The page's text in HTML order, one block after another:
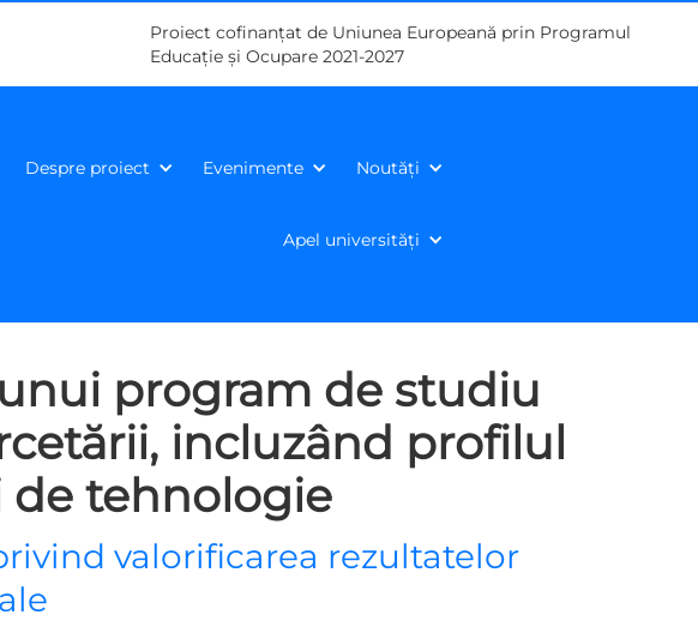
Proiect cofinanțat de Uniunea Europeană prin Programul
Educație și Ocupare 2021-2027
Despre proiect Evenimente Noutăți
Apel universități
program de studiu
incluzând profilul
de tehnologie
valorificarea rezultatelor